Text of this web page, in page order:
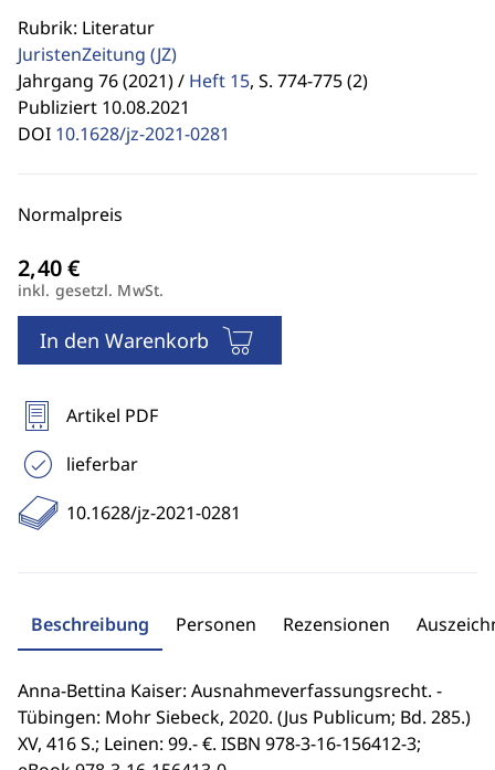
Rubrik: Literatur
JuristenZeitung (JZ)
Jahrgang 76 (2021) / Heft 15, S. 774-775 (2)
Publiziert 10.08.2021
DOI 10.1628/jz-2021-0281
Normalpreis
inkl. gesetzl. MwSt.
In den Warenkorb
Artikel PDF
lieferbar
10.1628/jz-2021-0281
Beschreibung Personen Rezensionen
Anna-Bettina Kaiser: Ausnahmeverfassungsrecht. -
Tübingen: Mohr Siebeck, 2020. (Jus Publicum; Bd. 285.)
XV, 416 S.; Leinen: 99.- €. ISBN 978-3-16-156412-3;